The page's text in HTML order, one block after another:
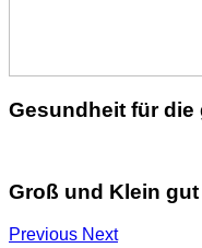
Gesundheit für die
Groß und Klein
Previous Next